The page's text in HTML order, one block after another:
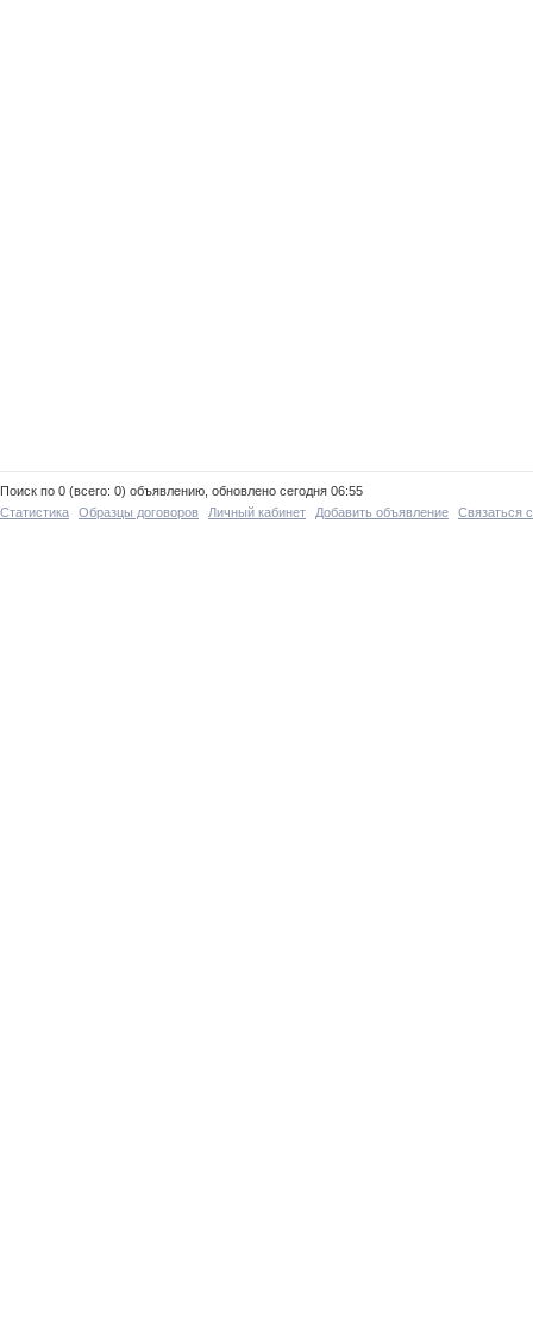
Поиск по 0 (всего: 0) объявлению, обновлено сегодня 06:55
Статистика
Образцы договоров Личный кабинет Добавить объявление Связаться